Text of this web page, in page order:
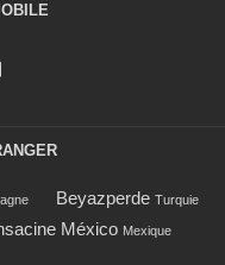
Beyazperde Turquie
México Mexique